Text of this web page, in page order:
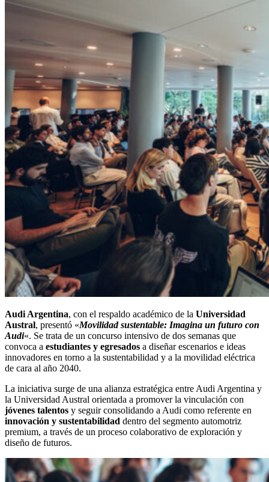
Audi Argentina, con el respaldo académico de la Universidad
Austral, presentó «Movilidad sustentable: Imagina un futuro con
Audi«. Se trata de un concurso intensivo de dos semanas que
convoca a estudiantes y egresados a diseñar escenarios e ideas
innovadores en torno a la sustentabilidad y a la movilidad eléctrica
de cara al año 2040.
La iniciativa surge de una alianza estratégica entre Audi Argentina y
la Universidad Austral orientada a promover la vinculación con
jóvenes talentos y seguir consolidando a Audi como referente en
innovación y sustentabilidad dentro del segmento automotriz
premium, a través de un proceso colaborativo de exploración y
diseño de futuros.